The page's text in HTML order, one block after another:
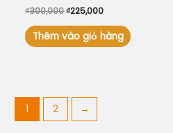
₫300,000₫225,000
Thêm vào giỏ hàng
1 2 →